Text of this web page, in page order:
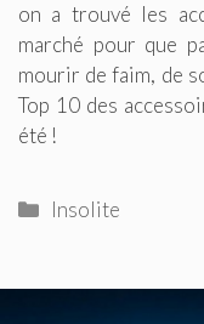
on a trouvé les
marché pour que
mourir de faim, de
Top 10 des
été !
Catégories
Insolite